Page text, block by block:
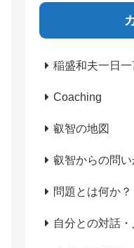
稲盛和夫一日一
Coaching
叡智の地図
叡智からの問い
問題とは何か？
自分との対話